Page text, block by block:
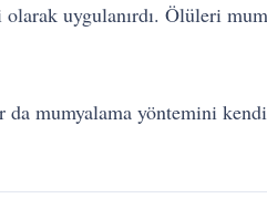
uygulanırdı. Ölüleri
mumyalama yöntemini